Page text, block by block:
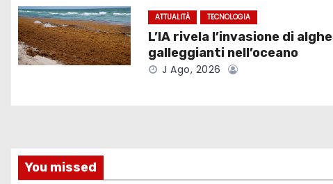
o
n
r
t
ATTUALITÀ TECNOLOGIA
L’IA rivela l’invasione di alghe
galleggianti nell’oceano
J Ago, 2026
You missed